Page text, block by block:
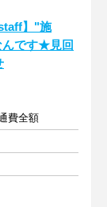
】"施
です★見回
費全額